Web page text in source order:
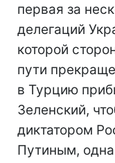
первая за
делегаций
которой
пути
в Турцию
Зеленский,
диктатором
Путиным,